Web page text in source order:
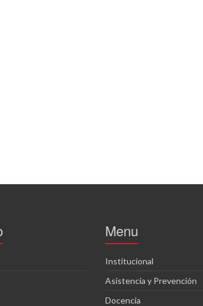
Menu
Institucional
Asistencia y Prevención
Docencia